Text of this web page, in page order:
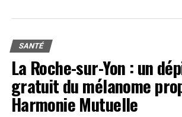
SANTÉ
La Roche-sur-Yon : un
gratuit du mélanome
Harmonie Mutuelle